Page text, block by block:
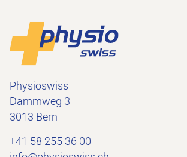
Footer
Physioswiss
Dammweg 3
3013 Bern
+41 58 255 36 00